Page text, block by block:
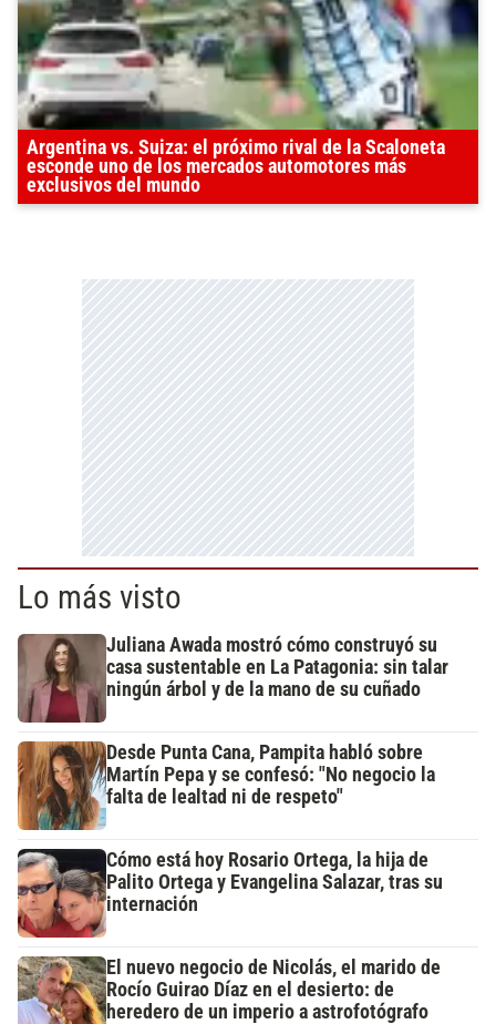
Argentina vs. Suiza: el próximo rival de la Scaloneta
esconde uno de los mercados automotores más
exclusivos del mundo
Lo más visto
Juliana Awada mostró cómo construyó su
casa sustentable en La Patagonia: sin talar
ningún árbol y de la mano de su cuñado
Desde Punta Cana, Pampita habló sobre
Martín Pepa y se confesó: "No negocio la
falta de lealtad ni de respeto"
Cómo está hoy Rosario Ortega, la hija de
Palito Ortega y Evangelina Salazar, tras su
internación
El nuevo negocio de Nicolás, el marido de
Rocío Guirao Díaz en el desierto: de
heredero de un imperio a astrofotógrafo